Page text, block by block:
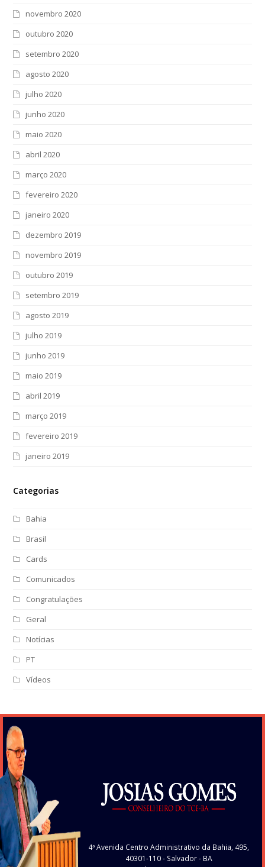
novembro 2020
outubro 2020
setembro 2020
agosto 2020
julho 2020
junho 2020
maio 2020
abril 2020
março 2020
fevereiro 2020
janeiro 2020
dezembro 2019
novembro 2019
outubro 2019
setembro 2019
agosto 2019
julho 2019
junho 2019
maio 2019
abril 2019
março 2019
fevereiro 2019
janeiro 2019
Categorias
Bahia
Brasil
Cards
Comunicados
Congratulações
Geral
Notícias
PT
Vídeos
4ª Avenida Centro Administrativo da Bahia, 495,
40301-110- Salvador - BA